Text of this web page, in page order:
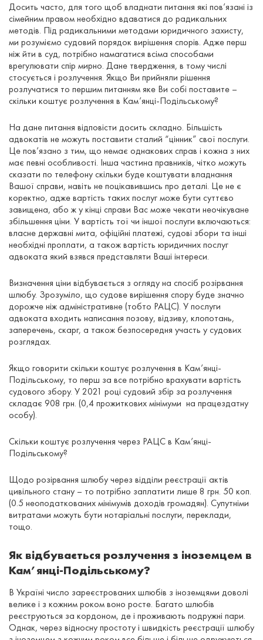
Досить часто, для того щоб владнати питання які пов’язані із
сімейним правом необхідно вдаватися до радикальних
методів. Під радикальними методами юридичного захисту,
ми розуміємо судовий порядок вирішення спорів. Адже перш
ніж йти в суд, потрібно намагатися всіма способами
врегулювати спір мирно. Дане твердження, в тому числі
стосується і розлучення. Якщо Ви прийняли рішення
розлучатися то першим питанням яке Ви собі поставите –
скільки коштує розлучення в Кам’янці-Подільському?
На дане питання відповісти досить складно. Більшість
адвокатів не можуть поставити сталий “цінник” свої послуги.
Це пов’язано з тим, що немає однакових справ і кожна з них
має певні особливості. Інша частина правників, чітко можуть
сказати по телефону скільки буде коштувати владнання
Вашої справи, навіть не поцікавившись про деталі. Це не є
коректно, адже вартість таких послуг може бути суттєво
завищена, або ж у кінці справи Вас може чекати неочікуване
збільшення ціни. У вартість тої чи іншої послуги включаються:
власне державні мита, офіційні платежі, судові збори та інші
необхідні проплати, а також вартість юридичних послуг
адвоката який взявся представляти Ваші інтереси.
Визначення ціни відбувається з огляду на спосіб розірвання
шлюбу. Зрозуміло, що судове вирішення спору буде значно
дорожче ніж адміністративне (тобто РАЦС). У послуги
адвоката входить написання позову, відзиву, клопотань,
заперечень, скарг, а також безпосередня участь у судових
розглядах.
Якщо говорити скільки коштує розлучення в Кам’янці-
Подільському, то перш за все потрібно врахувати вартість
судового збору. У 2021 році судовий збір за розлучення
складає 908 грн. (0,4 прожиткових мінімуми на працездатну
особу).
Скільки коштує розлучення через РАЦС в Кам’янці-
Подільському?
Щодо розірвання шлюбу через відділи реєстрації актів
цивільного стану – то потрібно заплатити лише 8 грн. 50 коп.
(0.5 неоподаткованих мінімумів доходів громадян). Супутніми
витратами можуть бути нотаріальні послуги, переклади,
тощо.
Як відбувається розлучення з іноземцем в
Кам’янці-Подільському?
В Україні число зареєстрованих шлюбів з іноземцями доволі
велике і з кожним роком воно росте. Багато шлюбів
реєструються за кордоном, де і проживають подружні пари.
Однак, через відносну простоту і швидкість реєстрації шлюбу